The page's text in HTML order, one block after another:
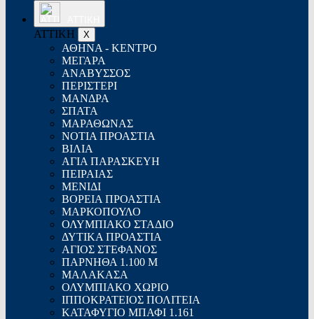
ΑΤΤΙΚΗ X
ΑΘΗΝΑ - ΚΕΝΤΡΟ
ΜΕΓΑΡΑ
ΑΝΑΒΥΣΣΟΣ
ΠΕΡΙΣΤΕΡΙ
ΜΑΝΔΡΑ
ΣΠΑΤΑ
ΜΑΡΑΘΩΝΑΣ
ΝΟΤΙΑ ΠΡΟΑΣΤΙΑ
ΒΙΛΙΑ
ΑΓΙΑ ΠΑΡΑΣΚΕΥΗ
ΠΕΙΡΑΙΑΣ
ΜΕΝΙΔΙ
ΒΟΡΕΙΑ ΠΡΟΑΣΤΙΑ
ΜΑΡΚΟΠΟΥΛΟ
ΟΛΥΜΠΙΑΚΟ ΣΤΑΔΙΟ
ΔΥΤΙΚΑ ΠΡΟΑΣΤΙΑ
ΑΓΙΟΣ ΣΤΕΦΑΝΟΣ
ΠΑΡΝΗΘΑ 1.100 Μ
ΜΑΛΑΚΑΣΑ
ΟΛΥΜΠΙΑΚΟ ΧΩΡΙΟ
ΙΠΠΟΚΡΑΤΕΙΟΣ ΠΟΛΙΤΕΙΑ
ΚΑΤΑΦΥΓΙΟ ΜΠΑΦΙ 1.161